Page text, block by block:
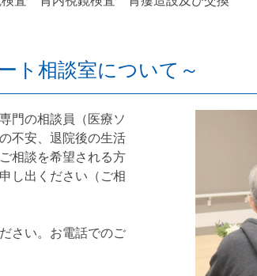
ト相談室について～
門の相談員（医療ソ
不安、退院後の生活
相談を希望される方
し出ください（ご相
さい。お電話でのご